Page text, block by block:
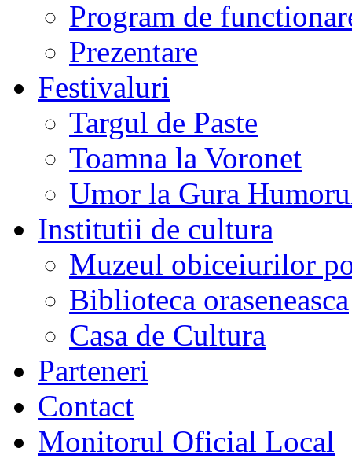
Program de
Prezentare
Festivaluri
Targul de Paste
Toamna la Voronet
Umor la Gura
Institutii de cultura
Muzeul obiceiurilor
Biblioteca oraseneasca
Casa de Cultura
Parteneri
Contact
Monitorul Oficial Local